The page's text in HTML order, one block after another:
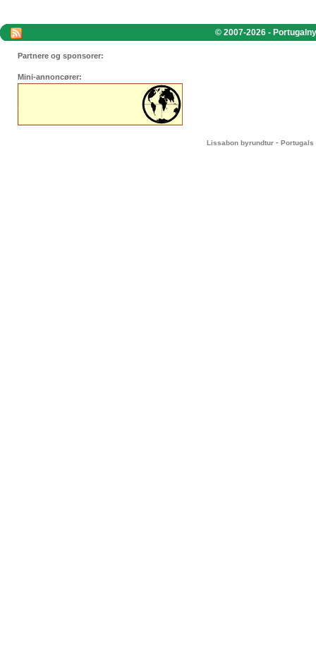
© 2007-2026 -
Partnere og sponsorer:
Mini-annoncører:
Lissabon byrundtur - Portugals